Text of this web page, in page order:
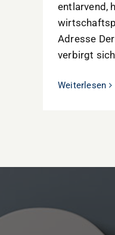
entlarvend,
Adresse
verbirgt
Weiterlesen